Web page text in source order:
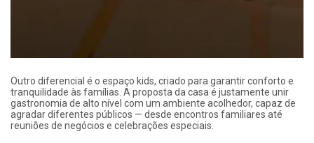
Outro diferencial é o espaço kids, criado para garantir conforto e
tranquilidade às famílias. A proposta da casa é justamente unir
gastronomia de alto nível com um ambiente acolhedor, capaz de
agradar diferentes públicos — desde encontros familiares até
reuniões de negócios e celebrações especiais.